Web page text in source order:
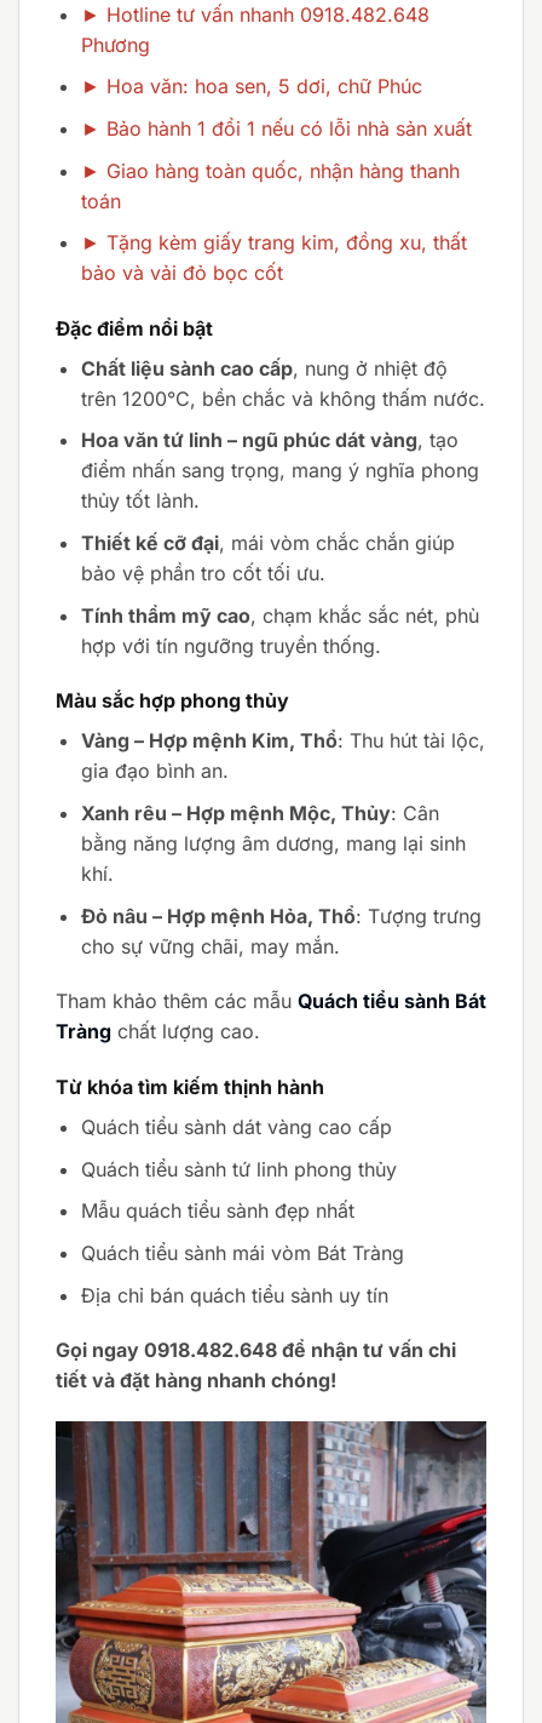
► Hotline tư vấn nhanh 0918.482.648
Phương
► Hoa văn: hoa sen, 5 dơi, chữ Phúc
► Bảo hành 1 đổi 1 nếu có lỗi nhà sản xuất
► Giao hàng toàn quốc, nhận hàng thanh
toán
► Tặng kèm giấy trang kim, đồng xu, thất
bảo và vải đỏ bọc cốt
Đặc điểm nổi bật
Chất liệu sành cao cấp, nung ở nhiệt độ
trên 1200°C, bền chắc và không thấm nước.
Hoa văn tứ linh – ngũ phúc dát vàng, tạo
điểm nhấn sang trọng, mang ý nghĩa phong
thủy tốt lành.
Thiết kế cỡ đại, mái vòm chắc chắn giúp
bảo vệ phần tro cốt tối ưu.
Tính thẩm mỹ cao, chạm khắc sắc nét, phù
hợp với tín ngưỡng truyền thống.
Màu sắc hợp phong thủy
Vàng – Hợp mệnh Kim, Thổ: Thu hút tài lộc,
gia đạo bình an.
Xanh rêu – Hợp mệnh Mộc, Thủy: Cân
bằng năng lượng âm dương, mang lại sinh
khí.
Đỏ nâu – Hợp mệnh Hỏa, Thổ: Tượng trưng
cho sự vững chãi, may mắn.
Tham khảo thêm các mẫu Quách tiểu sành Bát
Tràng chất lượng cao.
Từ khóa tìm kiếm thịnh hành
Quách tiểu sành dát vàng cao cấp
Quách tiểu sành tứ linh phong thủy
Mẫu quách tiểu sành đẹp nhất
Quách tiểu sành mái vòm Bát Tràng
Địa chỉ bán quách tiểu sành uy tín
Gọi ngay 0918.482.648 để nhận tư vấn chi
tiết và đặt hàng nhanh chóng!